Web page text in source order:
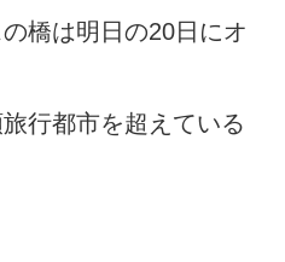
橋は明日の20日にオ
行都市を超えている